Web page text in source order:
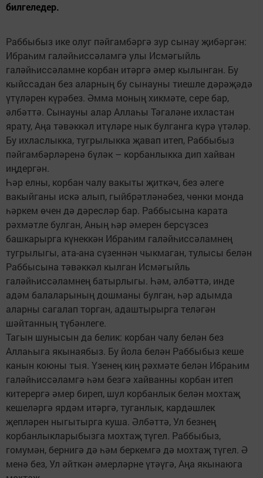
билгеледер.
Раббыбыз ике олуг пәйгамбәргә зур сынау җибәргән:
Ибраһим галәйһиссәламгә улы Исмәгыйль
галәйһиссәламне корбан итәргә әмер кылынган. Бу
кыйссадан без аларның бу сынауны тиешле дәрәҗәдә
үтүләрен күрәбез. Әмма моның хикмәте, сере бар,
әлбәттә. Сынауны алар Аллаһы Тәгаләне ихластан
ярату, Аңа тәвәккәл итүләре нык булганга күрә үтәләр.
Бу ихласлыкка, тугрылыкка җавап итеп, Раббыбыз
пәйгамбәрләренә бүләк – корбанлыкка дип хайван
иңдергән.
Һәр елны, корбан чалу вакыты җиткәч, без әлеге
вакыйганы искә алып, гыйбрәтләнәбез, чөнки монда
һәркем өчен дә дәресләр бар. Раббысына карата
рәхмәтле булган, Аның һәр әмерен берсүзсез
башкарырга күнеккән Ибраһим галәйһиссәламнең
тугрылыгы, ата-ана сүзеннән чыкмаган, тулысы белән
Раббысына тәвәккәл кылган Исмәгыйль
галәйһиссәламнең батырлыгы. Һәм, әлбәттә, инде
адәм балаларының дошманы булган, һәр адымда
аларны сагалап торган, адаштырырга теләгән
шәйтанның түбәнлеге.
Тагын шунысын да белик: корбан чалу белән без
Аллаһыга якынаябыз. Бу йола белән Раббыбыз кеше
канын коюны тыя. Үзенең киң рәхмәте белән Ибраһим
галәйһиссәламгә һәм безгә хайванны корбан итеп
китерергә әмер биреп, шул корбанлык белән мохтаҗ
кешеләргә ярдәм итәргә, туганлык, кардәшлек
җепләрен ныгытырга куша. Әлбәттә, Ул безнең
корбанлыкларыбызга мохтаҗ түгел. Раббыбыз,
гомумән, бернигә дә һәм беркемгә дә мохтаҗ түгел. Ә
менә без, Ул әйткән әмерләрне үтәүгә, Аңа якынаюга